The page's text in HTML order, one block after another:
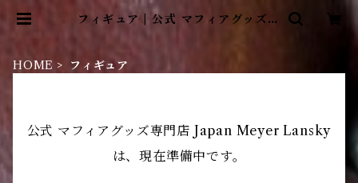
フィギュア | 公式 マフィアグッズ専
HOME フィギュア
公式 マフィアグッズ専門店 Japan Meyer Lansky
は、現在準備中です。